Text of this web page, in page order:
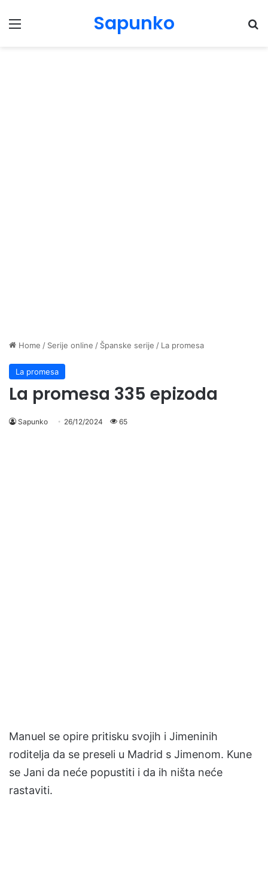
Menu Sapunko
Home / Serije online / Španske serije / La promesa
La promesa
La promesa 335 epizoda
Sapunko 26/12/2024 65
Manuel se opire pritisku svojih i Jimeninih
roditelja da se preseli u Madrid s Jimenom. Kune
se Jani da neće popustiti i da ih ništa neće
rastaviti.